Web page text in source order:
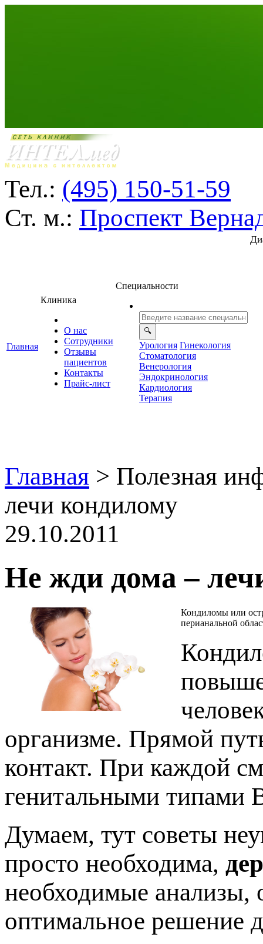
Тел.: (495) 150-51-59
Ст. м.: Проспект
Главная
Клиника
О нас
Сотрудники
Отзывы
ациенто
Контакты
Прайс-лист
Специальности
Урология Гинекология
Стоматология
енерология
Эндокринология
Кардиология
Терапия
Главная > Полезная
лечи кондилому
29.10.2011
Не жди дома –
Кондиломы или
ерианальной
организме. Прямой
контакт. При каждой
енитальными типами
Думаем, тут советы
росто необходима,
необходимые анализы,
оптимальное решение